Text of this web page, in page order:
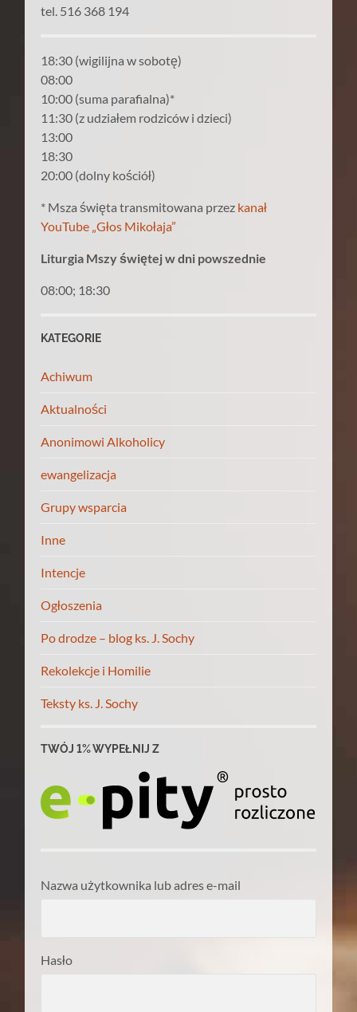
tel. 516 368 194
18:30 (wigilijna w sobotę)
08:00
10:00 (suma parafialna)*
11:30 (z udziałem rodziców i dzieci)
13:00
18:30
20:00 (dolny kościół)
* Msza święta transmitowana przez kanał
YouTube „Głos Mikołaja”
Liturgia Mszy świętej w dni powszednie
08:00; 18:30
KATEGORIE
Achiwum
Aktualności
Anonimowi Alkoholicy
ewangelizacja
Grupy wsparcia
Inne
Intencje
Ogłoszenia
Po drodze – blog ks. J. Sochy
Rekolekcje i Homilie
Teksty ks. J. Sochy
TWÓJ 1% WYPEŁNIJ Z
Nazwa użytkownika lub adres e-mail
Hasło